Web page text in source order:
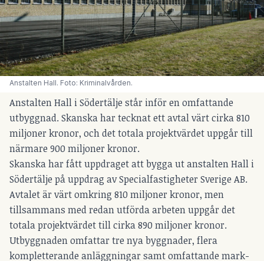
Anstalten Hall. Foto: Kriminalvården.
Anstalten Hall i Södertälje står inför en omfattande
utbyggnad. Skanska har tecknat ett avtal värt cirka 810
miljoner kronor, och det totala projektvärdet uppgår till
närmare 900 miljoner kronor.
Skanska har fått uppdraget att bygga ut anstalten Hall i
Södertälje på uppdrag av Specialfastigheter Sverige AB.
Avtalet är värt omkring 810 miljoner kronor, men
tillsammans med redan utförda arbeten uppgår det
totala projektvärdet till cirka 890 miljoner kronor.
Utbyggnaden omfattar tre nya byggnader, flera
kompletterande anläggningar samt omfattande mark-